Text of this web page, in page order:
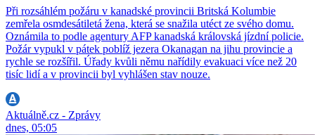
Při rozsáhlém požáru v kanadské provincii Britská Kolumbie
zemřela osmdesátiletá žena, která se snažila utéct ze svého domu.
Oznámila to podle agentury AFP kanadská královská jízdní policie.
Požár vypukl v pátek poblíž jezera Okanagan na jihu provincie a
rychle se rozšířil. Úřady kvůli němu nařídily evakuaci více než 20
tisíc lidí a v provincii byl vyhlášen stav nouze.
Aktuálně.cz - Zprávy
dnes, 05:05